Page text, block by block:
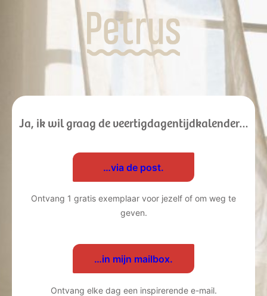
Ja, ik wil graag de veertigdagentijdkalender…
…via de post.
Ontvang 1 gratis exemplaar voor jezelf of om weg te
geven.
…in mijn mailbox.
Ontvang elke dag een inspirerende e-mail.